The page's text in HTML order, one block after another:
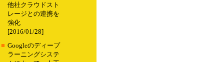
他社クラウドスト
レージとの連携を
強化
[2016/01/28]
■ Googleのディープ
ラーニングシステ